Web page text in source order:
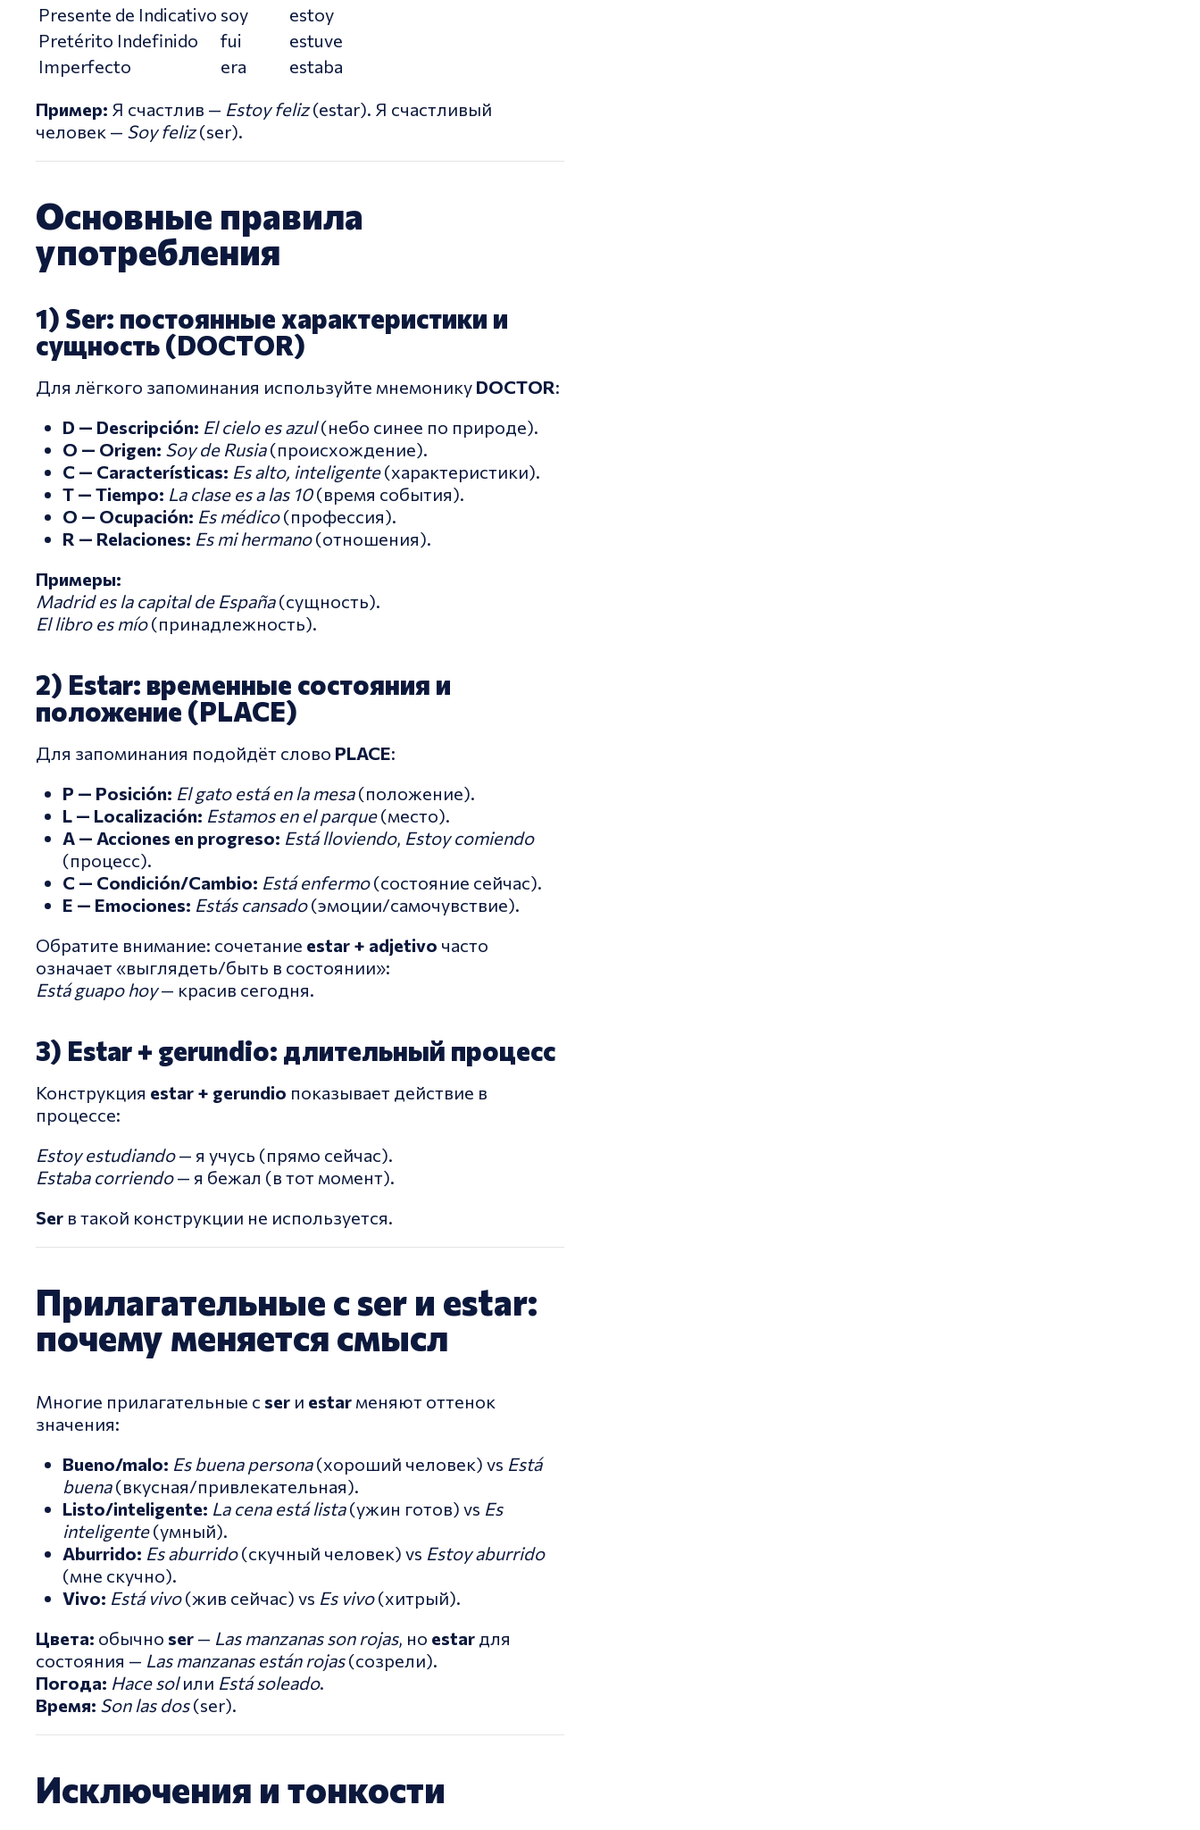
Presente de Indicativo soy
estoy
Pretérito Indefinido
fui
estuve
Imperfecto
era
estaba
Пример: Я счастлив — Estoy feliz(estar). Я счастливый
человек — Soy feliz(ser).
Основные правила
употребления
1) Ser: постоянные характеристики и
сущность (DOCTOR)
Для лёгкого запоминания используйте мнемонику DOCTOR:
D — Descripción: El cielo es azul(небо синее по природе).
O — Origen: Soy de Rusia(происхождение).
C — Características: Es alto, inteligente(характеристики).
T — Tiempo: La clase es a las 10(время события).
O — Ocupación: Es médico(профессия).
R — Relaciones: Es mi hermano(отношения).
Примеры:
Madrid es la capital de España(сущность).
El libro es mío(принадлежность).
2) Estar: временные состояния и
положение (PLACE)
Для запоминания подойдёт слово PLACE:
P — Posición: El gato está en la mesa(положение).
L — Localización: Estamos en el parque(место).
A — Acciones en progreso: Está lloviendo, Estoy comiendo
(процесс).
C — Condición/Cambio: Está enfermo(состояние сейчас).
E — Emociones: Estás cansado(эмоции/самочувствие).
Обратите внимание: сочетание estar + adjetivo часто
означает «выглядеть/быть в состоянии»:
Está guapo hoy— красив сегодня.
3) Estar + gerundio: длительный процесс
Конструкция estar + gerundio показывает действие в
процессе:
Estoy estudiando— я учусь (прямо сейчас).
Estaba corriendo— я бежал (в тот момент).
Ser в такой конструкции не используется.
Прилагательные с ser и estar:
почему меняется смысл
Многие прилагательные с ser и estar меняют оттенок
значения:
Bueno/malo: Es buena persona(хороший человек) vs Está
buena(вкусная/привлекательная).
Listo/inteligente: La cena está lista(ужин готов) vs Es
inteligente(умный).
Aburrido: Es aburrido(скучный человек) vs Estoy aburrido
(мне скучно).
Vivo: Está vivo(жив сейчас) vs Es vivo(хитрый).
Цвета: обычно ser — Las manzanas son rojas, но estar для
состояния — Las manzanas están rojas(созрели).
Погода: Hace solили Está soleado.
Время: Son las dos(ser).
Исключения и тонкости